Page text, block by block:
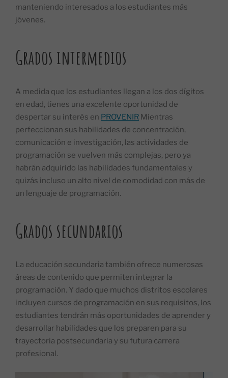
manteniendo interesados a los estudiantes más
jóvenes.
Grados intermedios
A medida que los estudiantes llegan a los dos dígitos
en edad, tienes una excelente oportunidad de
despertar su interés en PROVENIR Mientras
perfeccionan sus habilidades de concentración,
comunicación e investigación, las actividades de
programación se vuelven más complejas, pero ya
habrán adquirido las habilidades fundamentales y
quizás incluso un alto nivel de comodidad con más de
un lenguaje de programación.
Grados secundarios
La educación secundaria también ofrece numerosas
áreas de contenido que permiten integrar la
programación. Y dado que muchos distritos escolares
incluyen cursos de programación en sus requisitos, los
estudiantes tendrán más oportunidades de aprender y
desarrollar habilidades que los preparen para su
trayectoria postsecundaria y su futura carrera
profesional.